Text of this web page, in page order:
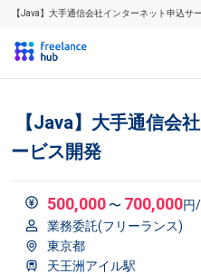
【Java】大手通信会社インターネット申込
【Java】大手通信会
ービス開発
500,000 〜 700,000円
業務委託(フリーランス)
東京都
天王洲アイル駅